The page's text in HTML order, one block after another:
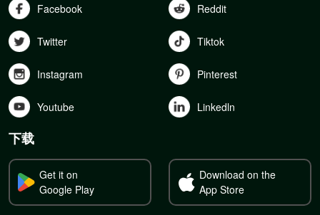
Facebook Reddit
Twitter Tiktok
Instagram Pinterest
Youtube Linkedln
下载
Get it on
Google Play
Download on the
App Store